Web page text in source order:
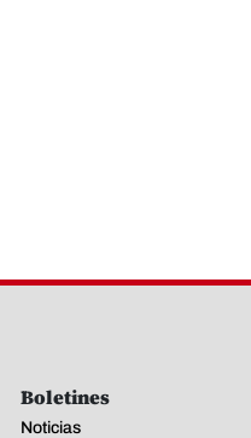
Boletines
Noticias